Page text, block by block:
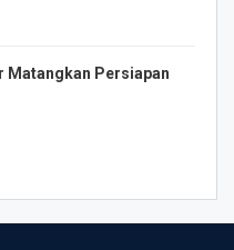
Matangkan Persiapan